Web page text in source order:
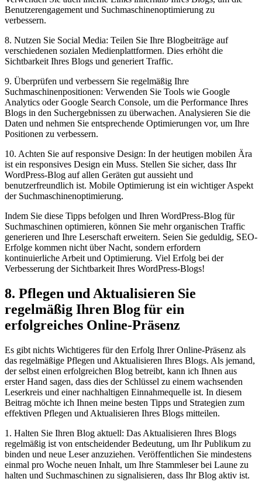
Benutzerengagement und Suchmaschinenoptimierung zu
verbessern.
8. Nutzen Sie Social Media: Teilen Sie Ihre Blogbeiträge auf
verschiedenen sozialen Medienplattformen. Dies erhöht die
Sichtbarkeit Ihres Blogs und generiert Traffic.
9. Überprüfen und verbessern Sie regelmäßig Ihre
Suchmaschinenpositionen: Verwenden Sie Tools wie Google
Analytics oder Google Search Console, um die Performance Ihres
Blogs in den Suchergebnissen zu überwachen. Analysieren Sie die
Daten und nehmen Sie entsprechende Optimierungen vor, um Ihre
Positionen zu verbessern.
10. Achten Sie auf responsive Design: In der heutigen mobilen Ära
ist ein responsives Design ein Muss. Stellen Sie sicher, dass Ihr
WordPress-Blog auf allen Geräten gut aussieht und
benutzerfreundlich ist. Mobile Optimierung ist ein wichtiger Aspekt
der Suchmaschinenoptimierung.
Indem Sie diese Tipps befolgen und Ihren WordPress-Blog für
Suchmaschinen optimieren, können Sie mehr organischen Traffic
generieren und Ihre Leserschaft erweitern. Seien Sie geduldig, SEO-
Erfolge kommen nicht über Nacht, sondern erfordern
kontinuierliche Arbeit und Optimierung. Viel Erfolg bei der
Verbesserung der Sichtbarkeit Ihres WordPress-Blogs!
8. Pflegen und Aktualisieren Sie
regelmäßig Ihren Blog für ein
erfolgreiches Online-Präsenz
Es gibt nichts Wichtigeres für den Erfolg Ihrer Online-Präsenz als
das regelmäßige Pflegen und Aktualisieren Ihres Blogs. Als jemand,
der selbst einen erfolgreichen Blog betreibt, kann ich Ihnen aus
erster Hand sagen, dass dies der Schlüssel zu einem wachsenden
Leserkreis und einer nachhaltigen Einnahmequelle ist. In diesem
Beitrag möchte ich Ihnen meine besten Tipps und Strategien zum
effektiven Pflegen und Aktualisieren Ihres Blogs mitteilen.
1. Halten Sie Ihren Blog aktuell: Das Aktualisieren Ihres Blogs
regelmäßig ist von entscheidender Bedeutung, um Ihr Publikum zu
binden und neue Leser anzuziehen. Veröffentlichen Sie mindestens
einmal pro Woche neuen Inhalt, um Ihre Stammleser bei Laune zu
halten und Suchmaschinen zu signalisieren, dass Ihr Blog aktiv ist.